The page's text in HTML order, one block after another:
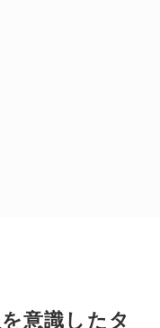
意識したタ